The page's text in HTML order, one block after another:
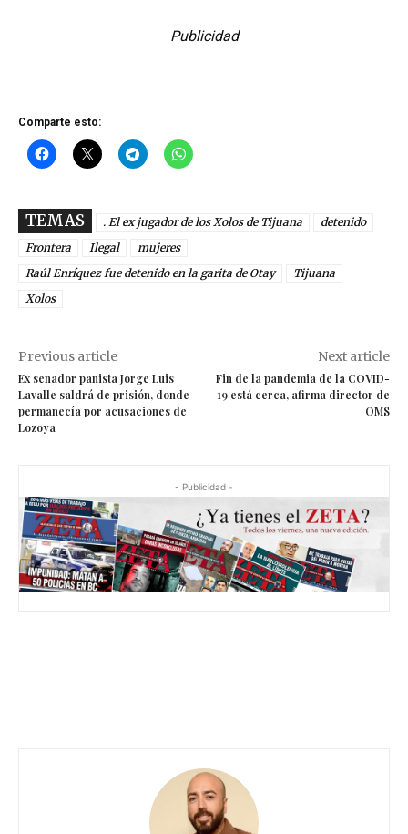
Publicidad
Comparte esto:
TEMAS . El ex jugador de los Xolos de Tijuana
detenido
Frontera
Ilegal
mujeres
Raúl Enríquez fue detenido en la garita de Otay
Tijuana
Xolos
Previous article
Ex senador panista Jorge Luis
Lavalle saldrá de prisión, donde
permanecía por acusaciones de
Lozoya
Next article
Fin de la pandemia de la COVID-
19 está cerca, afirma director de
OMS
- Publicidad -